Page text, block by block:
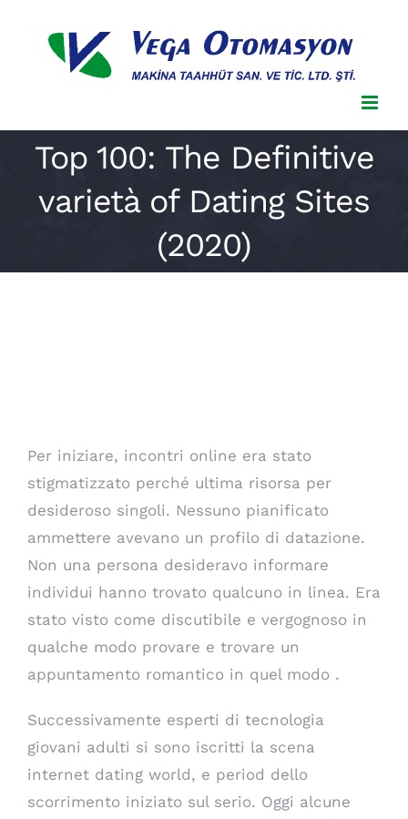
Top 100: The Definitive
varietà of Dating Sites
(2020)
Per iniziare, incontri online era stato
stigmatizzato perché ultima risorsa per
desideroso singoli. Nessuno pianificato
ammettere avevano un profilo di datazione.
Non una persona desideravo informare
individui hanno trovato qualcuno in linea. Era
stato visto come discutibile e vergognoso in
qualche modo provare e trovare un
appuntamento romantico in quel modo .
Successivamente esperti di tecnologia
giovani adulti si sono iscritti la scena
internet dating world, e period dello
scorrimento iniziato sul serio. Oggi alcune